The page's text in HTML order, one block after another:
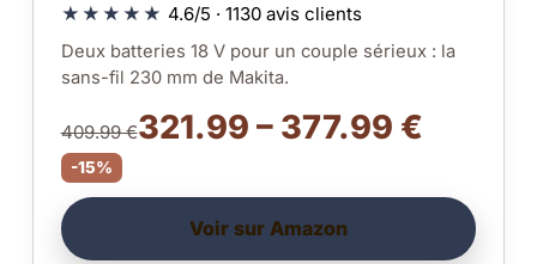
★★★★★ 4.6/5 · 1130 avis clients
Deux batteries 18 V pour un couple sérieux : la
sans-fil 230 mm de Makita.
409.99 €321.99 – 377.99 €
-15%
Voir sur Amazon